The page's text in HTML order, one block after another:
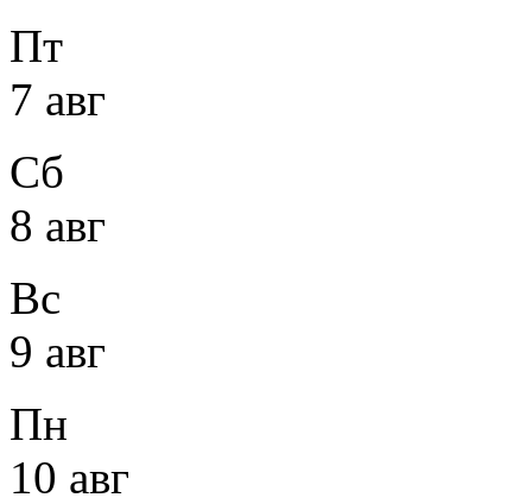
Пт
7 авг
Сб
8 авг
Вс
9 авг
Пн
10 авг